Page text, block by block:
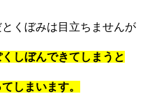
くぼみは目立ちませんが
しぼんできてしまうと
しまいます。